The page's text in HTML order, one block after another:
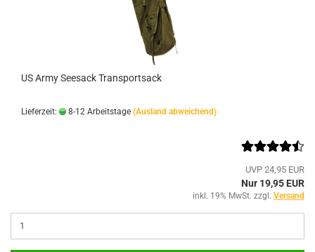
US Army Seesack Transportsack
Lieferzeit: 8-12 Arbeitstage (Ausland abweichend)
UVP 24,95 EUR
Nur 19,95 EUR
inkl. 19% MwSt. zzgl. Versand